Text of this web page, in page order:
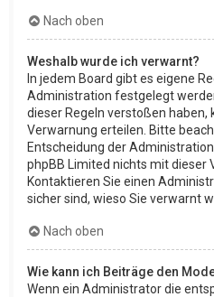
Nach oben
Weshalb wurde ich verwarnt?
In jedem Board gibt es eigene
Administration festgelegt
dieser Regeln verstoßen haben,
Verwarnung erteilen. Bitte
Entscheidung der
phpBB Limited nichts mit dieser
Kontaktieren Sie einen
sicher sind, wieso Sie verwarnt
Nach oben
Wie kann ich Beiträge den
Wenn ein Administrator die